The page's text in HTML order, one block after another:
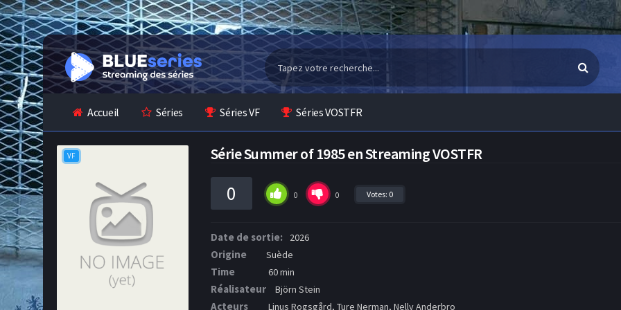
Accueil Séries Séries VF Séries VOSTFR
VF Série Summer of 1985 en Streaming VOSTFR
0 0 0 Votes: 0
Date de sortie: 2026
Origine Suède
Time 60 min
Réalisateur Björn Stein
Acteurs Linus Rogsgård, Ture Nerman, Nelly Anderbro